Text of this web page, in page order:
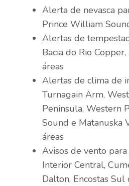
Alerta de nevasca
Prince William
Alertas de
Bacia do Rio
áreas
Alertas de clima de
Turnagain Arm,
Peninsula, Western
Sound e Matanuska
áreas
Avisos de vento
Interior Central,
Dalton, Encostas